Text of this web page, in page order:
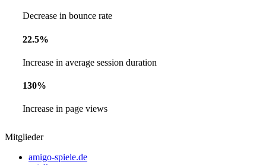
Decrease in bounce rate
22.5%
Increase in average session duration
130%
Increase in page views
Mitglieder
amigo-spiele.de